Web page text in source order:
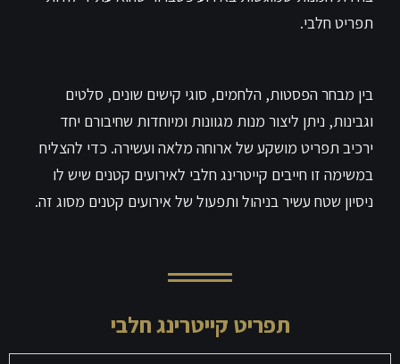
תפריט חלבי.
בין מבחר הפסטות, הלחמים, סוגי קישים שונים, סלטים
וגבינות, ניתן ליצור מנות מגוונות ומיוחדות שחיבורם יחד
ירכיב תפריט מושקע של ארוחה מלאה ועשירה. כדי להצליח
במשימה זו חייבים קייטרינג חלבי לאירועים קטנים שיש לו
ניסיון שטח עשיר בניהול ותפעול של אירועים קטנים מסוג זה.
תפריט קייטרינג חלבי